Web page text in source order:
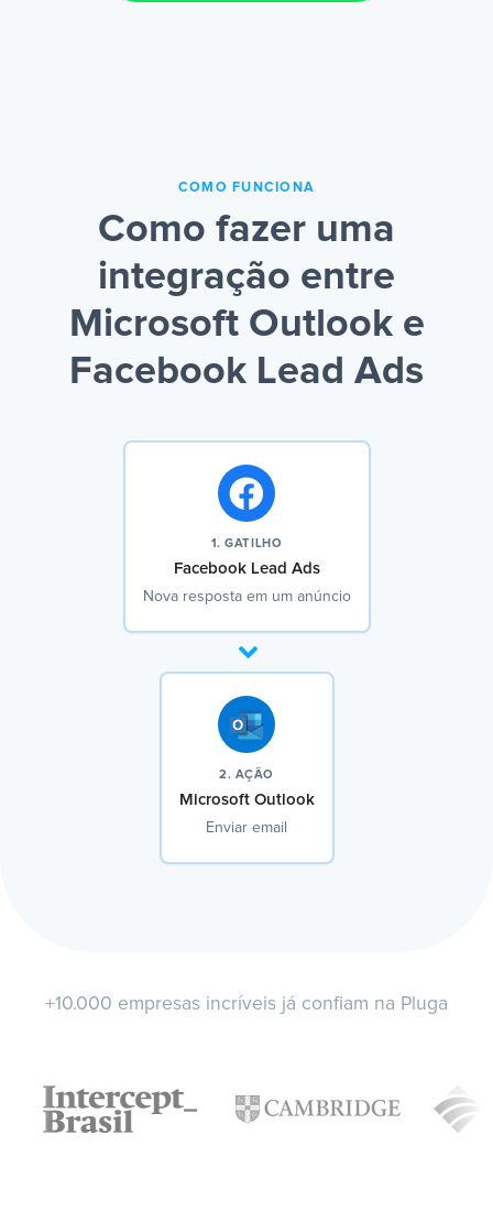
COMO FUNCIONA
Como fazer uma
integração entre
Microsoft Outlook e
Facebook Lead Ads
1. GATILHO
Facebook Lead Ads
Nova resposta em um anúncio
2. AÇÃO
Microsoft Outlook
Enviar email
+10.000 empresas incríveis já confiam na Pluga